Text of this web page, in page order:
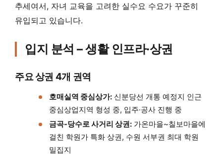
추세여서, 자녀 교육을 고려한 실수요 수요가 꾸준히
유입되고 있습니다.
입지 분석 – 생활 인프라·상권
주요 상권 4개 권역
호매실역 중심상가: 신분당선 개통 예정지 인근
중심상업지역 형성 중, 입주·공사 진행 중
금곡-당수로 사거리 상권: 가온마을~칠보마을에
걸친 학원가 특화 상권, 수원 서부권 최대 학원
밀집지